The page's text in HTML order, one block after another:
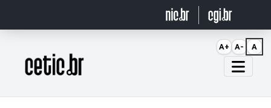
Página inicial
A+ A- A